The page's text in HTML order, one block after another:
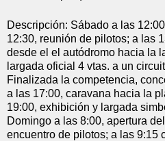
Descripción: Sábado a las
12:30, reunión de pilotos; a las
desde el el autódromo hacia la
largada oficial 4 vtas. a un
Finalizada la competencia,
a las 17:00, caravana hacia la
19:00, exhibición y largada
Domingo a las 8:00, apertura
encuentro de pilotos; a las 9:15